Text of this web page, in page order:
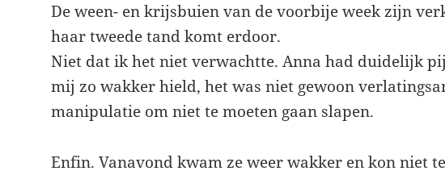
De ween- en krijsbuien van de voorbije week zijn
haar tweede tand komt erdoor.
Niet dat ik het niet verwachtte. Anna had duidelijk
mij zo wakker hield, het was niet gewoon
manipulatie om niet te moeten gaan slapen.
Enfin. Vanavond kwam ze weer wakker en kon niet